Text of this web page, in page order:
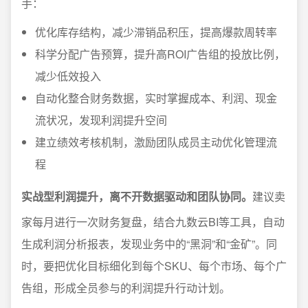
优化库存结构，减少滞销品积压，提高爆款周转率
科学分配广告预算，提升高ROI广告组的投放比例，
减少低效投入
自动化整合财务数据，实时掌握成本、利润、现金
流状况，发现利润提升空间
建立绩效考核机制，激励团队成员主动优化管理流
程
实战型利润提升，离不开数据驱动和团队协同。 建议卖
家每月进行一次财务复盘，结合九数云BI等工具，自动
生成利润分析报表，发现业务中的“黑洞”和“金矿”。同
时，要把优化目标细化到每个SKU、每个市场、每个广
告组，形成全员参与的利润提升行动计划。